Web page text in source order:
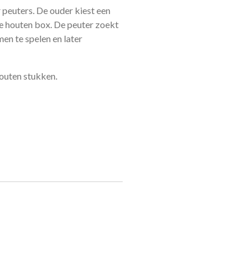
De ouder kiest een
houten box. De peuter zoekt
te spelen en later
stukken.